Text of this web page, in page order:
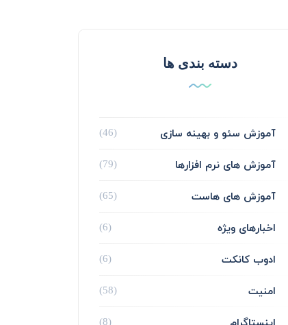
دسته بندی ها
آموزش سئو و بهینه سازی (46)
آموزش های نرم افزارها (79)
آموزش های هاست (65)
اخبارهای ویژه (6)
ادوب کانکت (6)
امنیت (58)
(8)